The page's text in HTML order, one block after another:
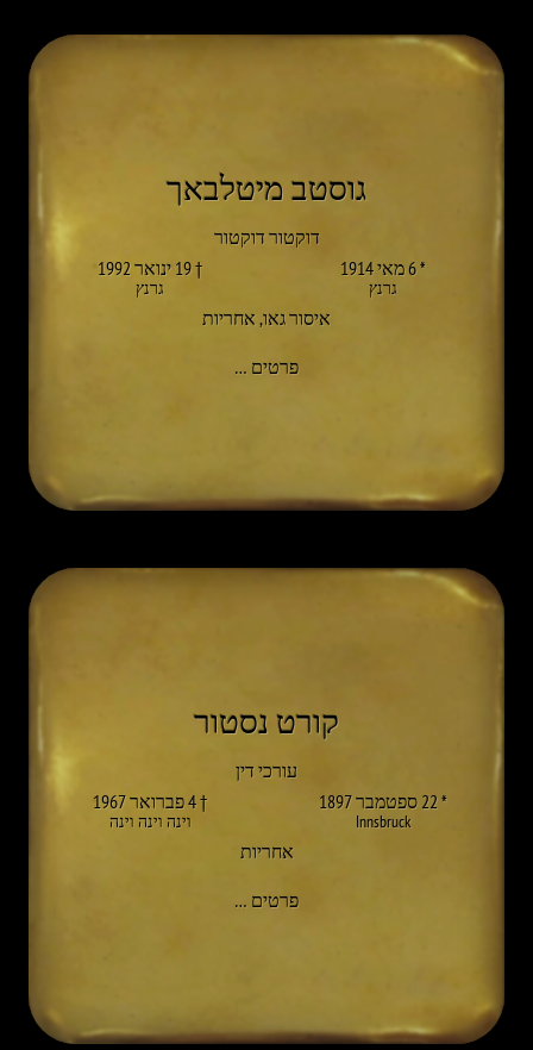
גוסטב מיטלבאך
דוקטור דוקטור
* 6 מאי 1914
גרנץ
† 19 ינואר 1992
גרנץ
איסור גאו,אחריות
פרטים …
קורט נסטור
עורכי דין
* 22 ספטמבר 1897
Innsbruck
† 4 פברואר 1967
וינה וינה וינה
אחריות
פרטים …